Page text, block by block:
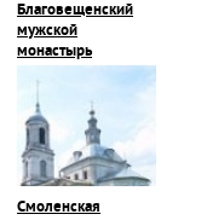
Благовещенский
мужской
монастырь
Смоленская